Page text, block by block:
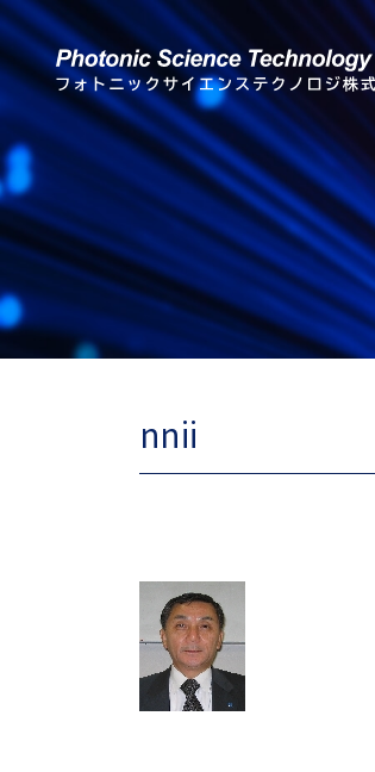
nnii